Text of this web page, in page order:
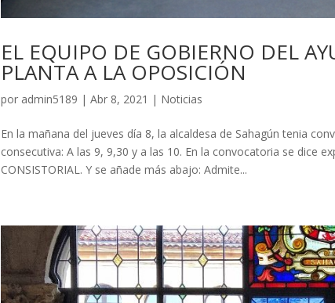
EL EQUIPO DE GOBIERNO DEL
PLANTA A LA OPOSICIÓN
por admin5189 | Abr 8, 2021 | Noticias
En la mañana del jueves día 8, la alcaldesa de Sahagún tenia
consecutiva: A las 9, 9,30 y a las 10. En la convocatoria se dice
CONSISTORIAL. Y se añade más abajo: Admite...